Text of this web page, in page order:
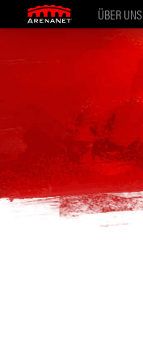
ÜBER UNS